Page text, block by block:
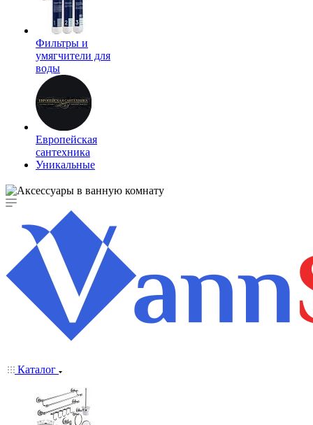
Фильтры и
умягчители для
воды
Европейская
сантехника
Уникальные
Каталог